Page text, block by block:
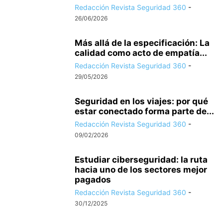
Redacción Revista Seguridad 360 -
26/06/2026
Más allá de la especificación: La
calidad como acto de empatía...
Redacción Revista Seguridad 360 -
29/05/2026
Seguridad en los viajes: por qué
estar conectado forma parte de...
Redacción Revista Seguridad 360 -
09/02/2026
Estudiar ciberseguridad: la ruta
hacia uno de los sectores mejor
pagados
Redacción Revista Seguridad 360 -
30/12/2025